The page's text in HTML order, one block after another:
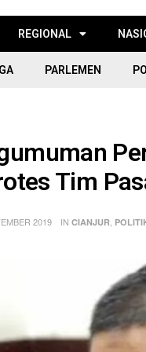
REGIONAL
PARLEMEN
Tim
2019 IN CIANJUR